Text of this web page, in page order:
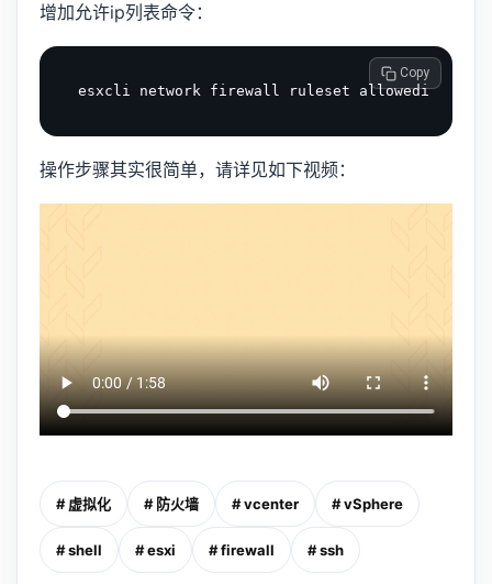
增加允许ip列表命令：
Copy
操作步骤其实很简单，请详见如下视频：
# 虚拟化 # 防火墙 # vcenter # vSphere
# shell # esxi # firewall # ssh